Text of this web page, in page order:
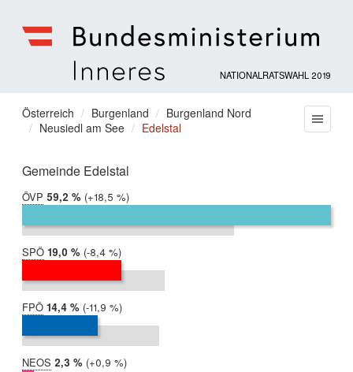
für
Inneres
NATIONALRATSWAHL 2019
Sie
befinden
hier:
Österreich Burgenland
Burgenland Nord
Neusiedl am See
Edelstal
Gemeinde Edelstal
ÖVP 2019:
59,2 %
2017:
40,7 %
Differenz:
+18,5 %
SPÖ 2019:
19,0 %
2017:
27,4 %
Differenz:
-8,4 %
FPÖ 2019:
14,4 %
2017:
26,3 %
Differenz:
-11,9 %
NEOS 2019:
2,3 % Differenz:
+0,9 %